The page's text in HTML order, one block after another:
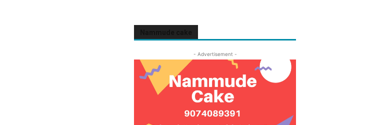
- Advertisement -